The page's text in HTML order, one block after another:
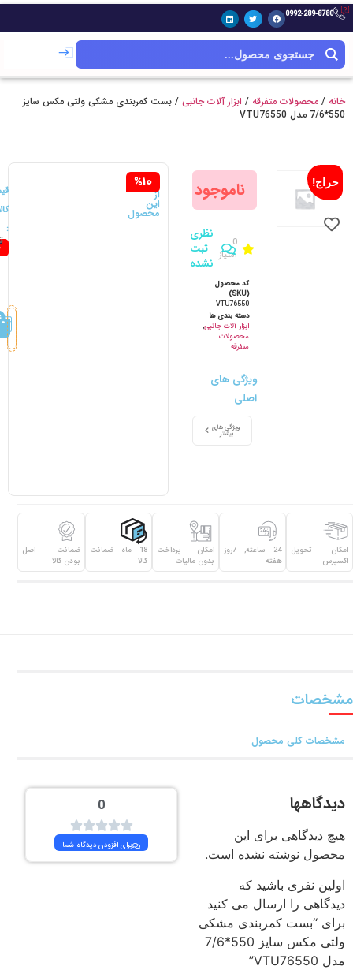
0992-289-8780
خانه / محصولات متفرقه / ابزار آلات جانبی / بست کمربندی مشکی ولتی مکس سایز
550*7/6 مدل VTU76550
حراج! ناموجود
0
امتیاز
نظری
ثبت
نشده
کد محصول
(SKU)
VTU76550
دسته بندی ها
ابزار آلات جانبی,
محصولات
متفرقه
ویژگی های
اصلی
ویژگی های
بیشتر
سود
شما
از
این
محصول
%10
:
امکان تحویل
اکسپرس
24 ساعته, 7روز
هفته
امکان پرداخت
بدون مالیات
18 ماه ضمانت
کالا
ضمانت اصل
بودن کالا
مشخصات
مشخصات کلی محصول
دیدگاهها
هیچ دیدگاهی برای این
محصول نوشته نشده است.
اولین نفری باشید که
دیدگاهی را ارسال می کنید
برای “بست کمربندی مشکی
ولتی مکس سایز 550*7/6
مدل VTU76550”
0
برای افزودن دیدگاه شما